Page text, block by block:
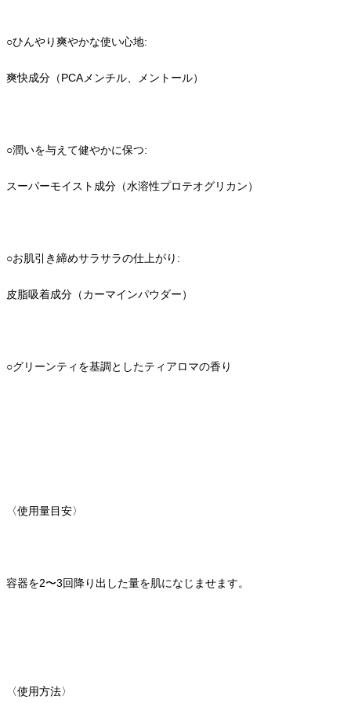
○ひんやり爽やかな使い心地:
爽快成分（PCAメンチル、メントール）
○潤いを与えて健やかに保つ:
スーパーモイスト成分（水溶性プロテオグリカン）
○お肌引き締めサラサラの仕上がり:
皮脂吸着成分（カーマインパウダー）
○グリーンティを基調としたティアロマの香り
〈使用量目安〉
容器を2〜3回降り出した量を肌になじませます。
〈使用方法〉